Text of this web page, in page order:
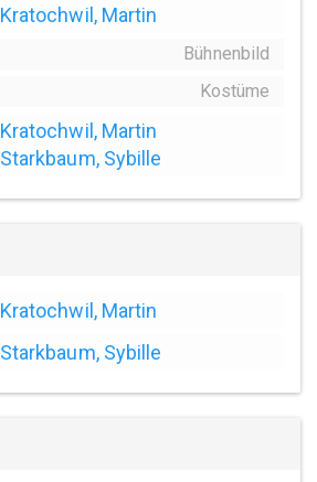
Kratochwil, Martin
Bühnenbild
Kostüme
Kratochwil, Martin
Starkbaum, Sybille
Kratochwil, Martin
Starkbaum, Sybille